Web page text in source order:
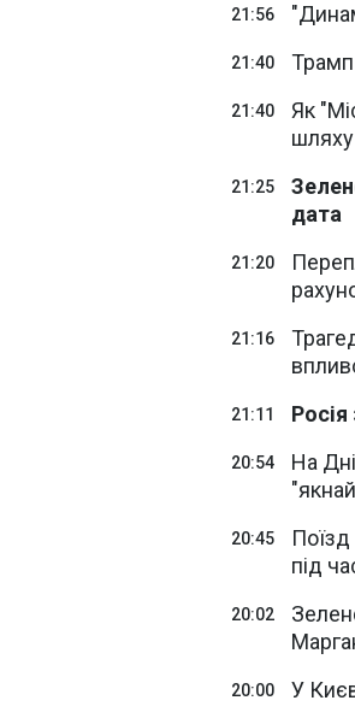
21:56
21:40 Трамп
21:40
Як
21:25
дата
21:20
21:16
21:11
20:54
На
20:45
під
20:02
20:00 У